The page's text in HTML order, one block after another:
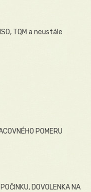
TQM a neustále
POMERU
DOVOLENKA NA